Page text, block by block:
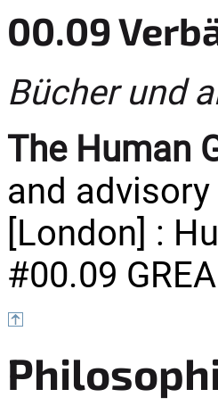
00.09
Bücher und
The Human
and
[London] :
#00.09